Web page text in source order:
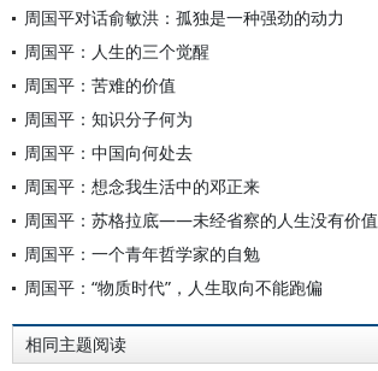
周国平对话俞敏洪：孤独是一种强劲的动力
周国平：人生的三个觉醒
周国平：苦难的价值
周国平：知识分子何为
周国平：中国向何处去
周国平：想念我生活中的邓正来
周国平：苏格拉底——未经省察的人生没有价值
周国平：一个青年哲学家的自勉
周国平：“物质时代”，人生取向不能跑偏
相同主题阅读